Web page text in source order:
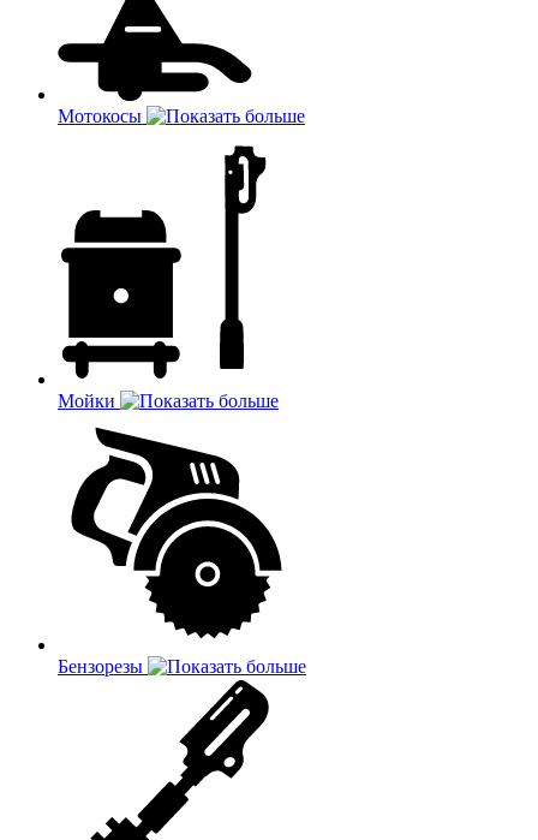
Мотокосы
Мойки
Бензорезы